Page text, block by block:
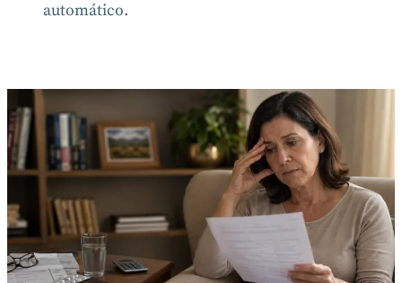
automático.